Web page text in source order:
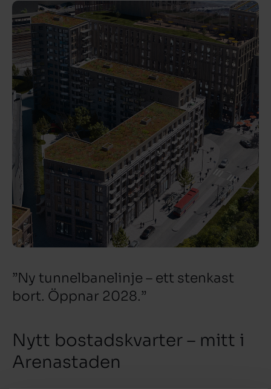
”Ny tunnelbanelinje – ett stenkast
bort. Öppnar 2028.”
Nytt bostadskvarter – mitt i
Arenastaden